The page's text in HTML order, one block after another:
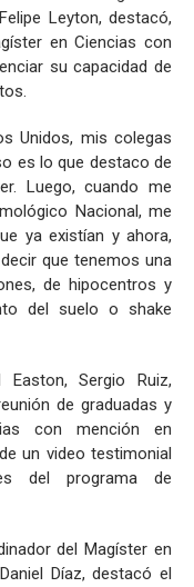
Leyton, destacó,
en Ciencias con
su capacidad de
Unidos, mis colegas
es lo que destaco de
Luego, cuando me
Nacional, me
ya existían y ahora,
que tenemos una
de hipocentros y
del suelo o shake
Sergio Ruiz,
de graduadas y
con mención en
un video testimonial
del programa de
del Magíster en
Díaz, destacó el